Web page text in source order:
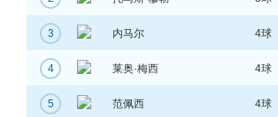
3 内马尔 4球
4 莱奥·梅西 4球
5 范佩西 4球